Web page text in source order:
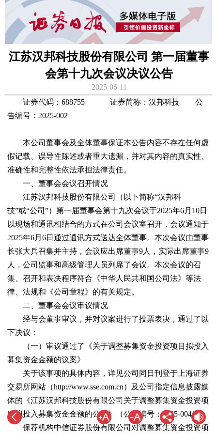
江苏汉邦科技股份有限公司 第一届董事
会第十九次会议决议公告
2025-06-11
证券代码：688755 证券简称：汉邦科技 公
告编号：2025-002
本公司董事会及全体董事保证本公告内容不存在任何虚
假记载、误导性陈述或者重大遗漏，并对其内容的真实性、
准确性和完整性依法承担法律责任。
一、董事会会议召开情况
江苏汉邦科技股份有限公司（以下简称“汉邦科
技”或“公司”）第一届董事会第十九次会议于2025年6月10日
以现场和通讯相结合的方式在公司会议室召开，会议通知于
2025年6月6日通过通讯方式送达全体董事。本次会议由董事
长张大兵召集并主持，会议应出席董事9人，实际出席董事9
人，公司监事和高级管理人员列席了会议。本次会议的召
集、召开和表决程序符合《中华人民共和国公司法》等法
律、法规和《公司章程》的有关规定。
二、董事会会议审议情况
经与会董事审议，并对议案进行了投票表决，通过了以
下决议：
（一）审议通过了《关于调整募集资金投资项目拟投入
募集资金金额的议案》
关于该事项的具体内容，详见公司同日刊登于上海证券
交易所网站（http://www.sse.com.cn）及公司指定信息披露媒
体的《江苏汉邦科技股份有限公司关于调整募集资金投资项
目拟投入募集资金金额的公告》（公告编号：2025-004）。
保荐机构中信证券股份有限公司对调整募集资金投资项